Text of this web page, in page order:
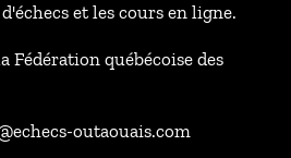
et les cours en ligne.
Fédération québécoise des
outaouais.com